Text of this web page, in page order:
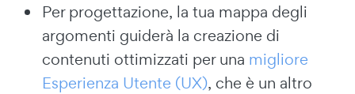
Per progettazione, la tua mappa degli
argomenti guiderà la creazione di
contenuti ottimizzati per una migliore
Esperienza Utente (UX), che è un altro